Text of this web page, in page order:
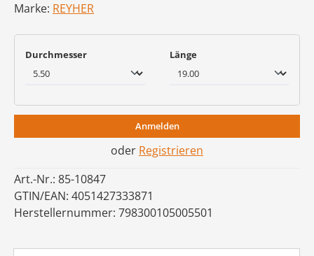
Marke: REYHER
Durchmesserauswählen Längeauswählen
Anmelden
oder Registrieren
Art.-Nr.: 85-10847
GTIN/EAN: 4051427333871
Herstellernummer: 798300105005501